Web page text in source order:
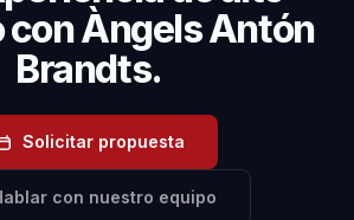
Àngels Antón
Brandts.
Solicitar propuesta
con nuestro equipo